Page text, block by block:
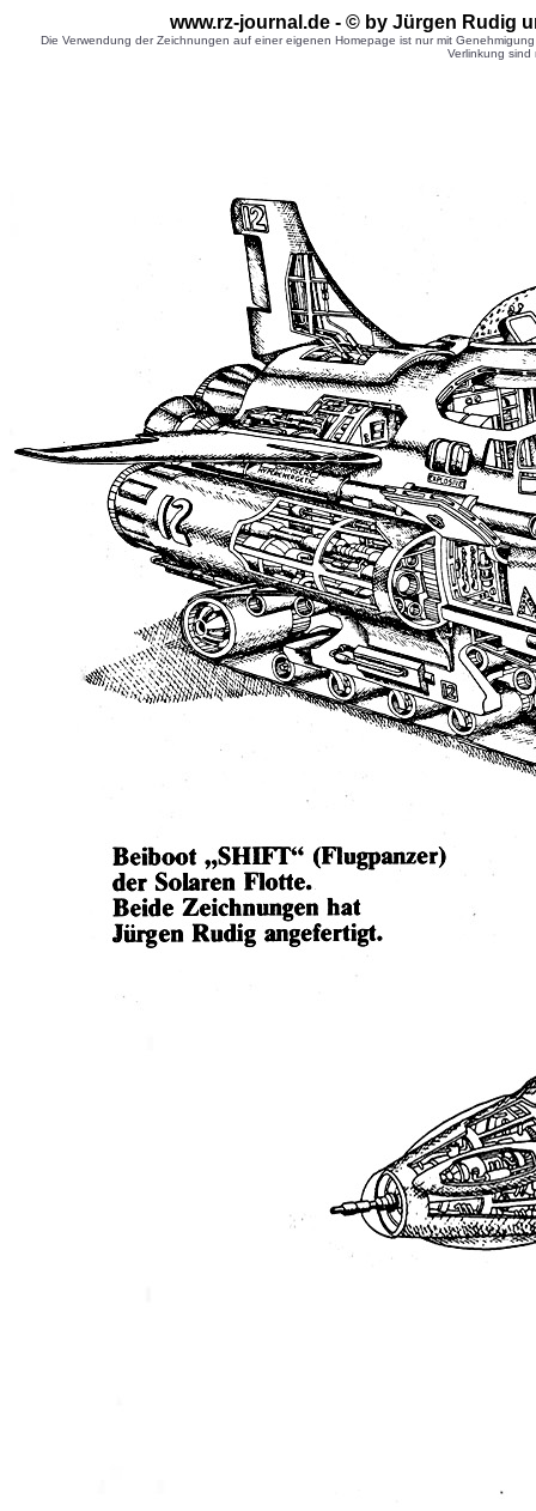
www.rz-journal.de - © by Jürgen Rudig
Die Verwendung der Zeichnungen auf einer eigenen Homepage ist nur mit
Verlinkung sind